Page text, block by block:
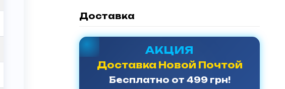
Доставка
АКЦИЯ
Доставка Новой Почтой
Бесплатно от 499 грн!